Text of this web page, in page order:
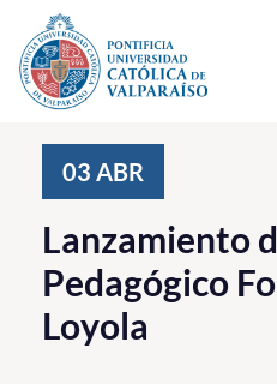
Click acá para ir directamente al
Investigación, Creación e
PUCV Internacional
Vinculación con el Medio
03 ABR
Lanzamiento
Pedagógico
Loyola